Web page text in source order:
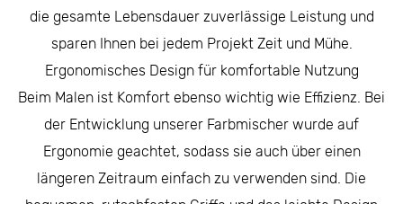
die gesamte Lebensdauer zuverlässige Leistung und
sparen Ihnen bei jedem Projekt Zeit und Mühe.
Ergonomisches Design für komfortable Nutzung
Beim Malen ist Komfort ebenso wichtig wie Effizienz. Bei
der Entwicklung unserer Farbmischer wurde auf
Ergonomie geachtet, sodass sie auch über einen
längeren Zeitraum einfach zu verwenden sind. Die